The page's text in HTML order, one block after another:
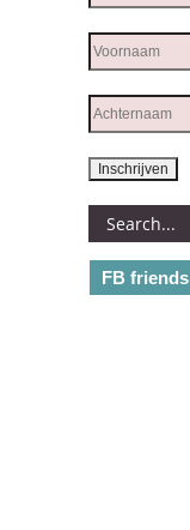
FB friends